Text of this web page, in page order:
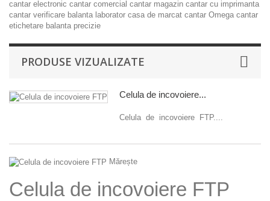
cantar electronic cantar comercial cantar magazin cantar cu imprimanta
cantar verificare balanta laborator casa de marcat cantar Omega cantar
etichetare balanta precizie
PRODUSE VIZUALIZATE
Celula de incovoiere...
Celula de incovoiere FTP....
Mărește
Celula de incovoiere FTP